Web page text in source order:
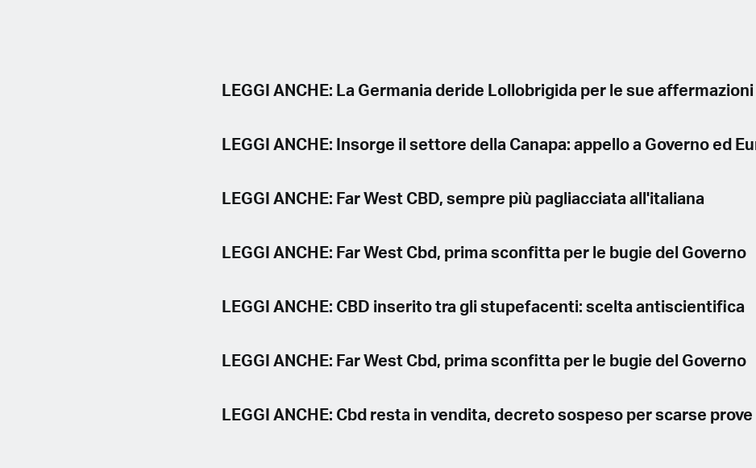
LEGGI ANCHE: La Germania deride Lollobrigida per le sue affermazioni
LEGGI ANCHE: Insorge il settore della Canapa: appello a Governo ed
LEGGI ANCHE: Far West CBD, sempre più pagliacciata all'italiana
LEGGI ANCHE: Far West Cbd, prima sconfitta per le bugie del Governo
LEGGI ANCHE: CBD inserito tra gli stupefacenti: scelta antiscientifica
LEGGI ANCHE: Far West Cbd, prima sconfitta per le bugie del Governo
LEGGI ANCHE: Cbd resta in vendita, decreto sospeso per scarse prove